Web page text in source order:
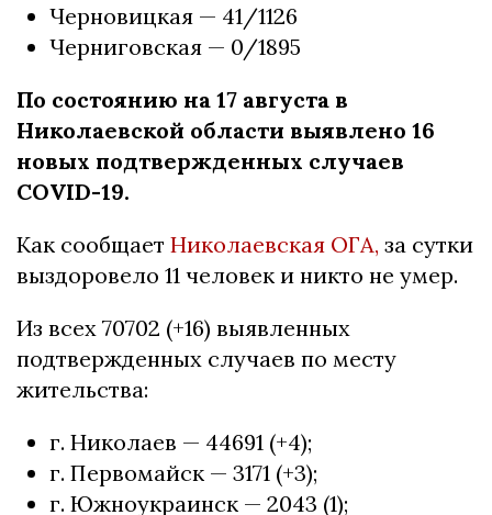
Черновицкая — 41/1126
Черниговская — 0/1895
По состоянию на 17 августа в
Николаевской области выявлено 16
новых подтвержденных случаев
COVID-19.
Как сообщает Николаевская ОГА, за сутки
выздоровело 11 человек и никто не умер.
Из всех 70702 (+16) выявленных
подтвержденных случаев по месту
жительства:
г. Николаев — 44691 (+4);
г. Первомайск — 3171 (+3);
г. Южноукраинск — 2043 (1);